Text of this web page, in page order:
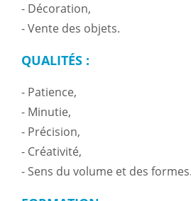
- Décoration,
- Vente des objets.
QUALITÉS :
- Patience,
- Minutie,
- Précision,
- Créativité,
- Sens du volume et des formes.